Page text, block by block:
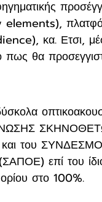
κα. Ετσι,
πως θα
ΕΝΩΣΗΣ
του
επί του
στο 100%.